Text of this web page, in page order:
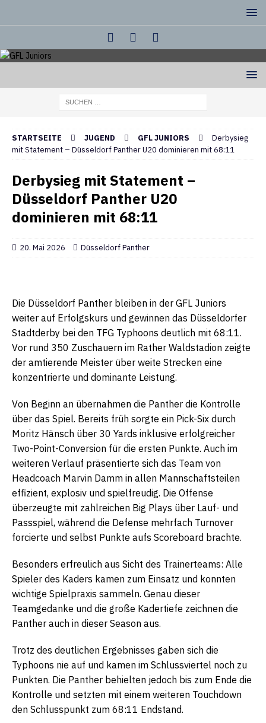
STARTSEITE JUGEND GFL JUNIORS
Derbysieg
mit Statement – Düsseldorf Panther U20 dominieren mit 68:11
Derbysieg mit Statement –
Düsseldorf Panther U20
dominieren mit 68:11
20. Mai 2026 Düsseldorf Panther
Die Düsseldorf Panther bleiben in der GFL Juniors
weiter auf Erfolgskurs und gewinnen das Düsseldorfer
Stadtderby bei den TFG Typhoons deutlich mit 68:11.
Vor rund 350 Zuschauern im Rather Waldstadion zeigte
der amtierende Meister über weite Strecken eine
konzentrierte und dominante Leistung.
Von Beginn an übernahmen die Panther die Kontrolle
über das Spiel. Bereits früh sorgte ein Pick-Six durch
Moritz Hänsch über 30 Yards inklusive erfolgreicher
Two-Point-Conversion für die ersten Punkte. Auch im
weiteren Verlauf präsentierte sich das Team von
Headcoach Marvin Damm in allen Mannschaftsteilen
effizient, explosiv und spielfreudig. Die Offense
überzeugte mit zahlreichen Big Plays über Lauf- und
Passspiel, während die Defense mehrfach Turnover
forcierte und selbst Punkte aufs Scoreboard brachte.
Besonders erfreulich aus Sicht des Trainerteams: Alle
Spieler des Kaders kamen zum Einsatz und konnten
wichtige Spielpraxis sammeln. Genau dieser
Teamgedanke und die große Kadertiefe zeichnen die
Panther auch in dieser Season aus.
Trotz des deutlichen Ergebnisses gaben sich die
Typhoons nie auf und kamen im Schlussviertel noch zu
Punkten. Die Panther behielten jedoch bis zum Ende die
Kontrolle und setzten mit einem weiteren Touchdown
den Schlusspunkt zum 68:11 Endstand.